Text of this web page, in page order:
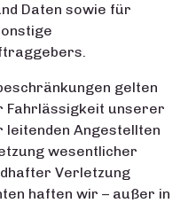
Daten sowie für
gelten
Fahrlässigkeit unserer
Angestellten
wesentlicher
Verletzung
haften wir – außer in